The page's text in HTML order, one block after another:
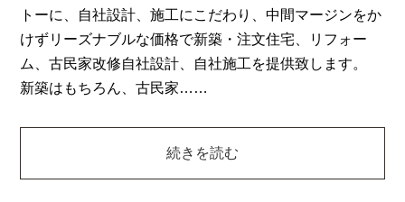
トーに、自社設計、施工にこだわり、中間マージンをか
けずリーズナブルな価格で新築・注文住宅、リフォー
ム、古民家改修自社設計、自社施工を提供致します。
新築はもちろん、古民家……
続きを読む